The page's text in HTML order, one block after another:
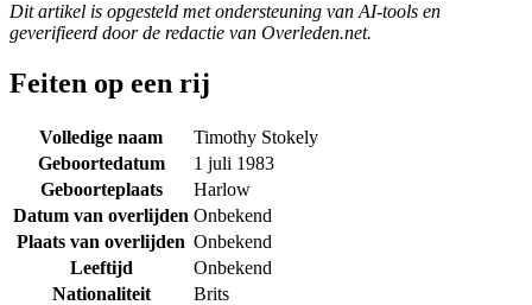
Dit artikel is opgesteld met ondersteuning van AI-tools en
geverifieerd door de redactie van Overleden.net.
Feiten op een rij
Volledige naam
Timothy Stokely
Geboortedatum
1 juli 1983
Geboorteplaats
Harlow
Datum van overlijden Onbekend
Plaats van overlijden Onbekend
Leeftijd
Onbekend
Nationaliteit
Brits